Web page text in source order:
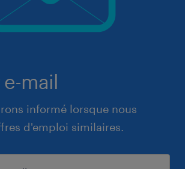
e-mail
informé lorsque nous
d'emploi similaires.